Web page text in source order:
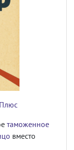
таможенное
вместо